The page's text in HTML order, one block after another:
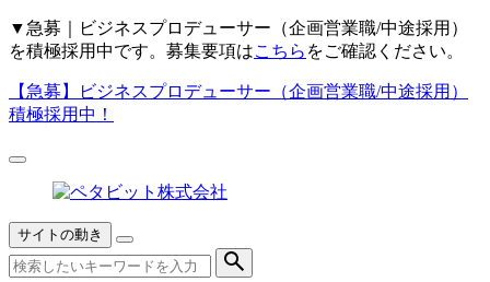
▼ 急募｜ビジネスプロデューサー（企画営業職/中途採用）
を積極採用中です。募集要項はこちら をご確認ください。
【急募】
ビジネスプロデューサー（企画営業職/中途採用）
積極採用中！
サイトの動き